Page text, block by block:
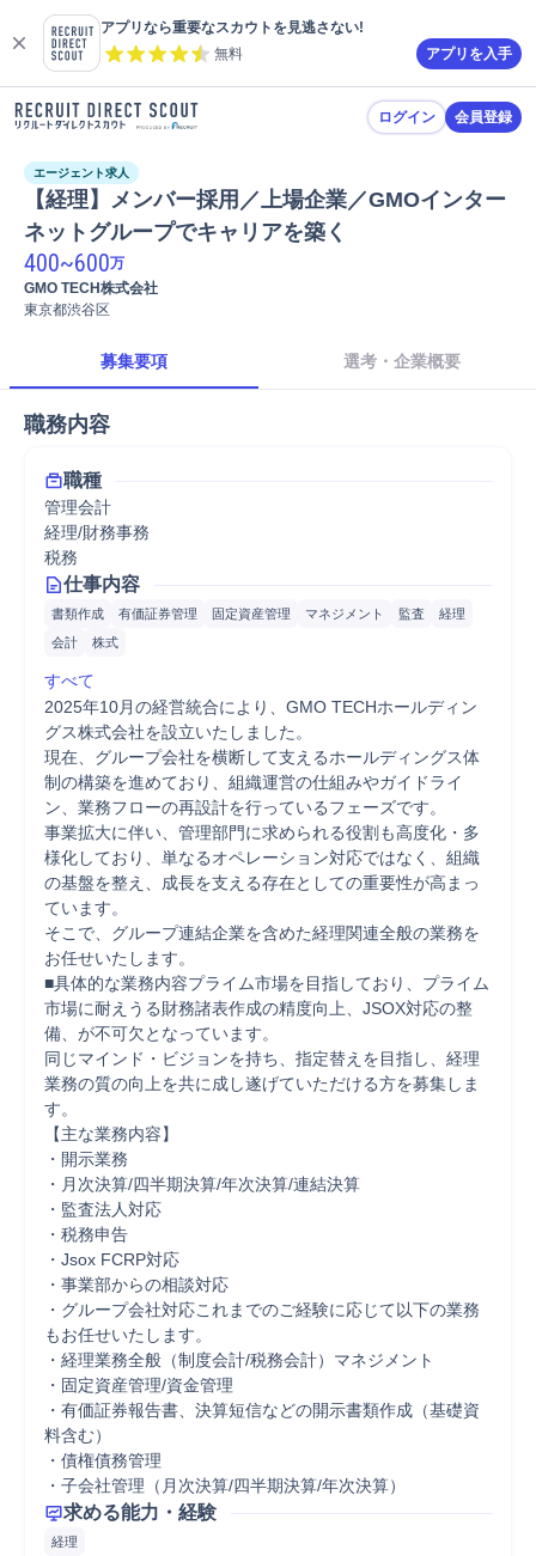
アプリなら重要なスカウトを見逃さない!
無料
アプリを入手
ログイン 会員登録
エージェント求人
【経理】メンバー採用／上場企業／GMOインター
ネットグループでキャリアを築く
400~600万
GMO TECH株式会社
東京都渋谷区
募集要項 選考・企業概要
職務内容
職種
管理会計
経理/財務事務
税務
仕事内容
書類作成 有価証券管理 固定資産管理 マネジメント 監査
経理
会計
株式
すべて
2025年10月の経営統合により、GMO TECHホールディン
グス株式会社を設立いたしました。
現在、グループ会社を横断して支えるホールディングス体
制の構築を進めており、組織運営の仕組みやガイドライ
ン、業務フローの再設計を行っているフェーズです。
事業拡大に伴い、管理部門に求められる役割も高度化・多
様化しており、単なるオペレーション対応ではなく、組織
の基盤を整え、成長を支える存在としての重要性が高まっ
ています。
そこで、グループ連結企業を含めた経理関連全般の業務を
お任せいたします。
■具体的な業務内容プライム市場を目指しており、プライム
市場に耐えうる財務諸表作成の精度向上、JSOX対応の整
備、が不可欠となっています。
同じマインド・ビジョンを持ち、指定替えを目指し、経理
業務の質の向上を共に成し遂げていただける方を募集しま
す。
【主な業務内容】
・開示業務
・月次決算/四半期決算/年次決算/連結決算
・監査法人対応
・税務申告
・Jsox FCRP対応
・事業部からの相談対応
・グループ会社対応これまでのご経験に応じて以下の業務
もお任せいたします。
・経理業務全般（制度会計/税務会計）マネジメント
・固定資産管理/資金管理
・有価証券報告書、決算短信などの開示書類作成（基礎資
料含む）
・債権債務管理
・子会社管理（月次決算/四半期決算/年次決算）
求める能力・経験
経理